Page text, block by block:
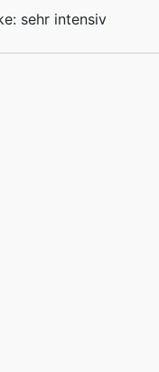
sehr intensiv